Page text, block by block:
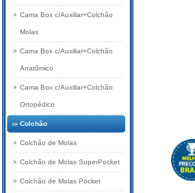
Cama Box c/Auxiliar+Colchão
Molas
Cama Box c/Auxiliar+Colchão
Anatômico
Cama Box c/Auxiliar+Colchão
Ortopédico
Colchão
Colchão de Molas
Colchão de Molas SuperPocket
Colchão de Molas Pocket